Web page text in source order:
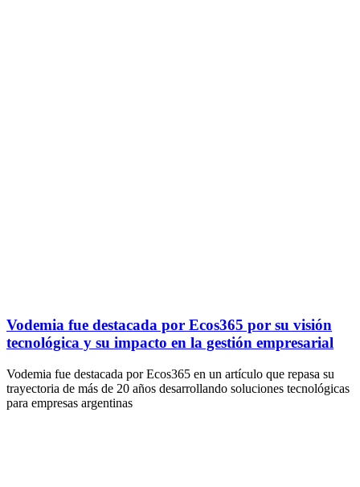
Vodemia fue destacada por Ecos365 por su visión
tecnológica y su impacto en la gestión empresarial
Vodemia fue destacada por Ecos365 en un artículo que repasa su
trayectoria de más de 20 años desarrollando soluciones tecnológicas
para empresas argentinas